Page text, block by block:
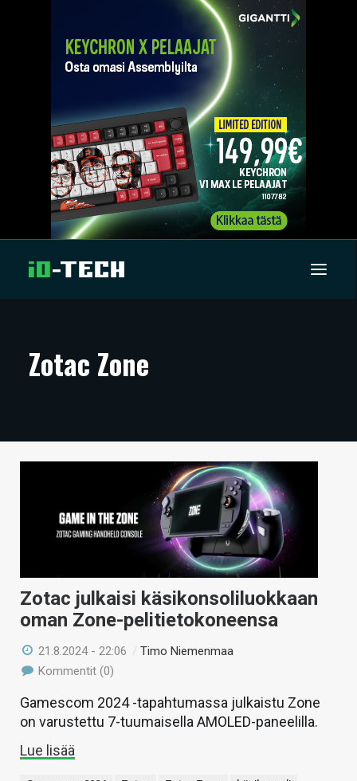
ARTIKKELIT
TECHBBS
VAIHDA TEEMA
HAKU
Zotac Zone
Zotac julkaisi käsikonsoliluokkaan
oman Zone-pelitietokoneensa
21.8.2024 - 22:06 /Timo Niemenmaa
Kommentit (0)
Gamescom 2024 -tapahtumassa julkaistu Zone
on varustettu 7-tuumaisella AMOLED-paneelilla.
Lue lisää